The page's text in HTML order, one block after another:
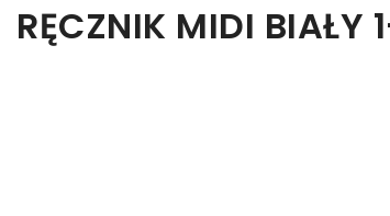
RĘCZNIK MIDI